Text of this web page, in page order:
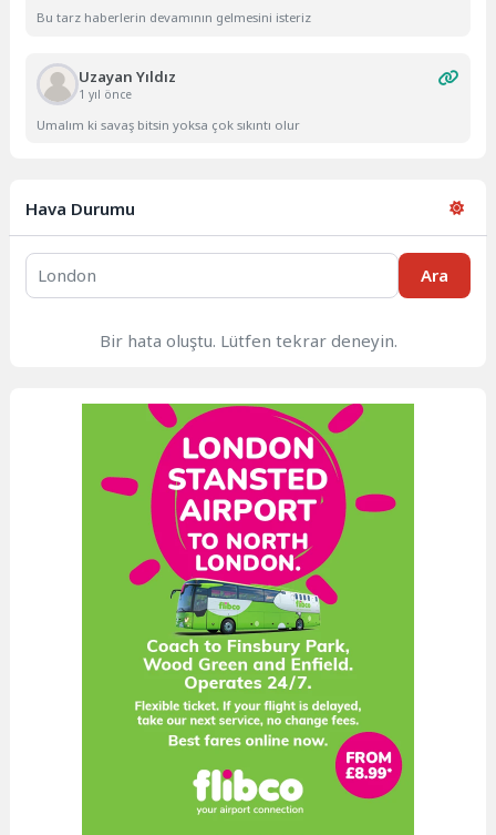
Bu tarz haberlerin devamının gelmesini isteriz
Uzayan Yıldız
1 yıl önce
Umalım ki savaş bitsin yoksa çok sıkıntı olur
Hava Durumu
Ara
Bir hata oluştu. Lütfen tekrar deneyin.